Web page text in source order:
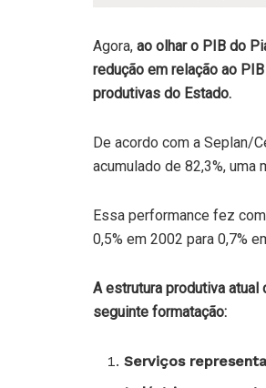
Agora, ao olhar o PIB do
redução em relação ao
produtivas do Estado.
De acordo com a Seplan/
acumulado de 82,3%, uma
Essa performance fez
0,5% em 2002 para 0,7%
A estrutura produtiva atual
seguinte formatação:
Serviços